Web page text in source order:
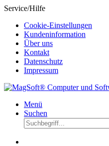
Service/Hilfe
Cookie-Einstellungen
Kundeninformation
Über uns
Kontakt
Datenschutz
Impressum
Menü
Suchen